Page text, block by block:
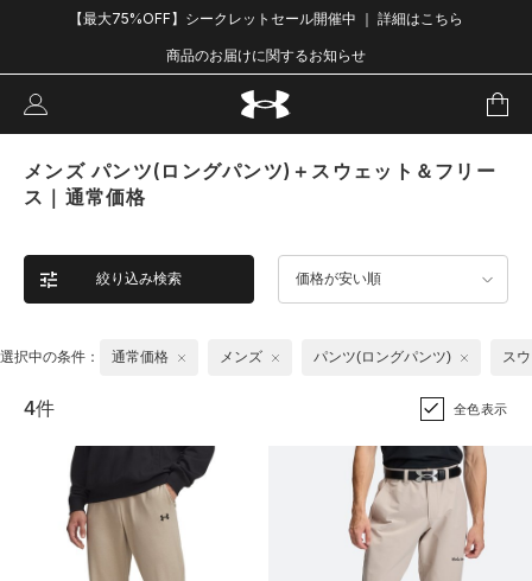
【最大75%OFF】シークレットセール開催中 ｜ 詳細はこちら
商品のお届けに関するお知らせ
メンズ パンツ(ロングパンツ)＋スウェット＆フリー
ス｜通常価格
絞り込み検索 価格が安い順
選択中の条件： 通常価格 メンズ パンツ(ロングパンツ) ス
4件 全色表示